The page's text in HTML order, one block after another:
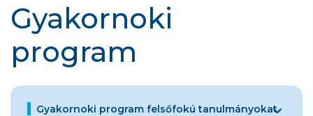
Gyakornoki
program
Gyakornoki program felsőfokú tanulmányokat